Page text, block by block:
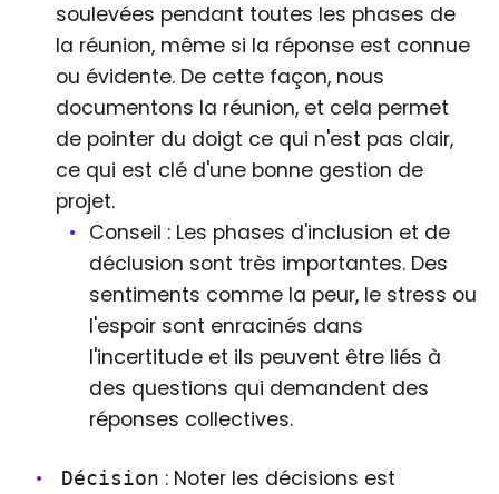
soulevées pendant toutes les phases de
la réunion, même si la réponse est connue
ou évidente. De cette façon, nous
documentons la réunion, et cela permet
de pointer du doigt ce qui n'est pas clair,
ce qui est clé d'une bonne gestion de
projet.
Conseil : Les phases d'inclusion et de
déclusion sont très importantes. Des
sentiments comme la peur, le stress ou
l'espoir sont enracinés dans
l'incertitude et ils peuvent être liés à
des questions qui demandent des
réponses collectives.
Décision : Noter les décisions est